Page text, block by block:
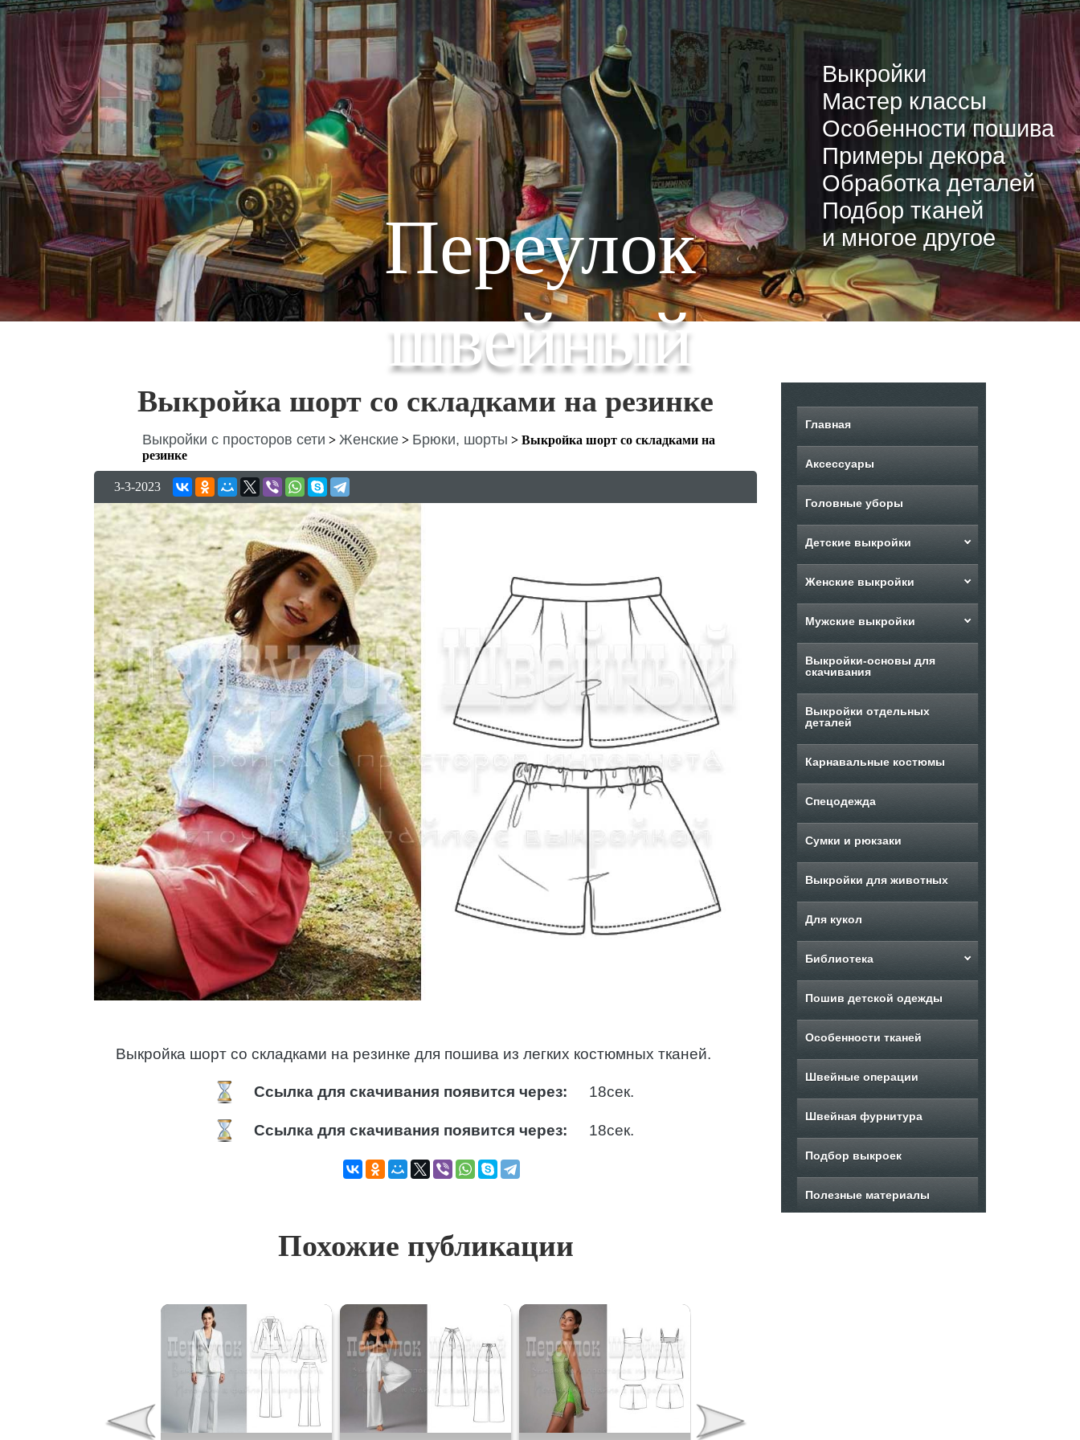
Переулок
швейный
Выкройки
Мастер классы
Особенности пошива
Примеры декора
Обработка деталей
Подбор тканей
и многое другое
Выкройка шорт со складками на резинке
Выкройки с просторов сети > Женские > Брюки, шорты > Выкройка шорт со складками на
резинке
3-3-2023
Выкройка шорт со складками на резинке для пошива из легких костюмных тканей.
Ссылка для скачивания появится через: 17сек.
Ссылка для скачивания появится через: 17сек.
Похожие публикации
Главная
Аксессуары
Головные уборы
Детские выкройки
Женские выкройки
Мужские выкройки
Выкройки-основы для
скачивания
Выкройки отдельных
деталей
Карнавальные костюмы
Спецодежда
Сумки и рюкзаки
Выкройки для животных
Для кукол
Библиотека
Пошив детской одежды
Особенности тканей
Швейные операции
Швейная фурнитура
Подбор выкроек
Полезные материалы